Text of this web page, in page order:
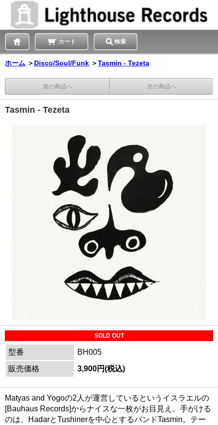
カート 検索
ホーム ＞ Disco/Soul/Funk ＞Tasmin - Tezeta
前の商品へ 次の商品へ
Tasmin - Tezeta
SOLD OUT
型番
BH005
販売価格
3,900円(税込)
Matyas and Yogoの2人が運営しているというイスラエルの
[Bauhaus Records]からナイスな一枚がお目見え。手がける
のは、HadarとTushinerを中心とするバンドTasmin。テー